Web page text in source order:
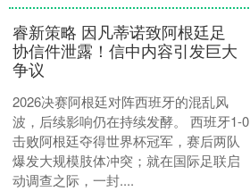
睿新策略 因凡蒂诺致阿根廷足
协信件泄露！信中内容引发巨大
争议
2026决赛阿根廷对阵西班牙的混乱风
波，后续影响仍在持续发酵。 西班牙1-0
击败阿根廷夺得世界杯冠军，赛后两队
爆发大规模肢体冲突；就在国际足联启
动调查之际，一封....